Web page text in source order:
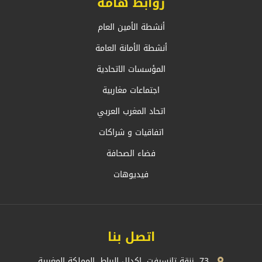
أنشطة الأمين العام
أنشطة الأمانة العامة
المؤسسات الاتحادية
اجتماعات مغاربية
اتحاد المغرب العربي
اتفاقيات و شراكات
فضاء الصحافة
فيديوهات
اتصل بنا